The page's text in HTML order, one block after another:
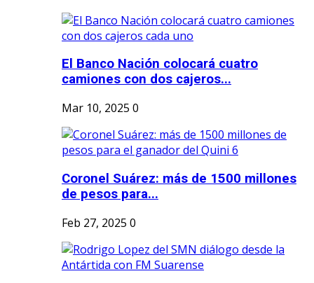
El Banco Nación colocará cuatro
camiones con dos cajeros...
Mar 10, 2025 0
Coronel Suárez: más de 1500 millones
de pesos para...
Feb 27, 2025 0